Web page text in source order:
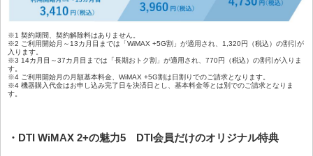
※1 契約期間、契約解除料はありません。
※2 ご利用開始月～13カ月目までは「WiMAX +5G割」が適用され、1,320円（税込）の割引が
入ります。
※3 14カ月目～37カ月目までは「長期おトク割」が適用され、770円（税込）の割引が入りま
す。
※4 ご利用開始月の月額基本料金、WiMAX +5G割は日割りでのご請求となります。
※4 機器購入代金はお申し込み完了日を決済日とし、基本料金等とは別でのご請求となりま
す。
・DTI WiMAX 2+の魅力5 DTI会員だけのオリジナル特典